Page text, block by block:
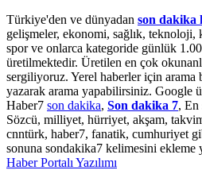
Türkiye'den ve dünyadan son dakika
gelişmeler, ekonomi, sağlık,
spor ve onlarca kategoride günlük
üretilmektedir. Üretilen en çok
sergiliyoruz. Yerel haberler için arama
yazarak arama yapabilirsiniz. Google
Haber7 son dakika, Son dakika 7, En
Sözcü, milliyet, hürriyet, akşam,
cnntürk, haber7, fanatik, cumhuriyet
sonuna sondakika7 kelimesini ekleme
Haber Portalı Yazılımı